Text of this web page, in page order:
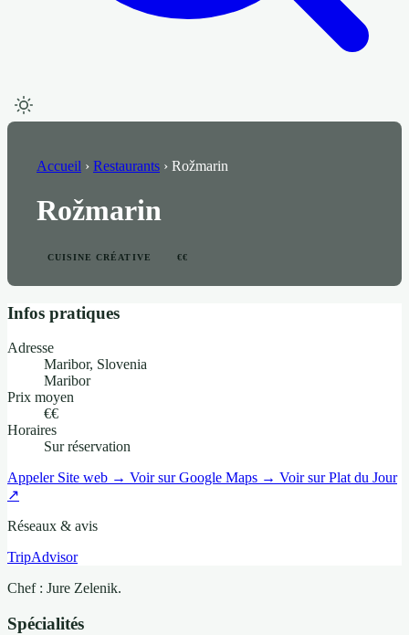
Accueil › Restaurants › Rožmarin
Rožmarin
CUISINE CRÉATIVE €€
Infos pratiques
Adresse
Maribor, Slovenia
Maribor
Prix moyen
€€
Horaires
Sur réservation
Appeler Site web → Voir sur Google Maps → Voir sur Plat du Jour
↗
Réseaux & avis
TripAdvisor
Chef : Jure Zelenik.
Spécialités